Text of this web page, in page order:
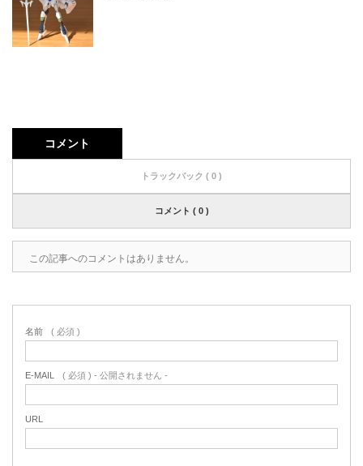
コメント
トラックバック ( 0 )
コメント ( 0 )
この記事へのコメントはありません。
名前 ( 必須 )
E-MAIL ( 必須 ) - 公開されません -
URL